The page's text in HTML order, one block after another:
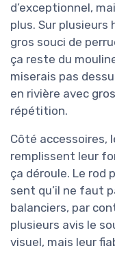
d’exceptionnel,
plus. Sur plusieurs
gros souci de
ça reste du
miserais pas
en rivière avec
répétition.
Côté accessoires,
remplissent leur
ça déroule. Le rod
sent qu’il ne faut
balanciers, par
plusieurs avis le
visuel, mais leur